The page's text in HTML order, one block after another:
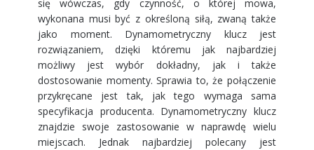
się wówczas, gdy czynność, o której mowa,
wykonana musi być z określoną siłą, zwaną także
jako moment. Dynamometryczny klucz jest
rozwiązaniem, dzięki któremu jak najbardziej
możliwy jest wybór dokładny, jak i także
dostosowanie momenty. Sprawia to, że połączenie
przykręcane jest tak, jak tego wymaga sama
specyfikacja producenta. Dynamometryczny klucz
znajdzie swoje zastosowanie w naprawdę wielu
miejscach. Jednak najbardziej polecany jest